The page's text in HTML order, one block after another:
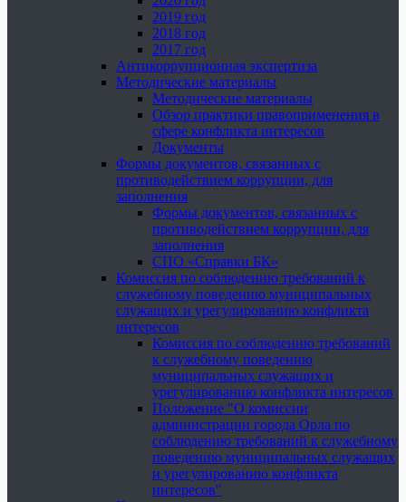
2019 год
2018 год
2017 год
Антикоррупционная экспертиза
Методические материалы
Методические материалы
Обзор практики правоприменения в
сфере конфликта интересов
Документы
Формы документов, связанных с
противодействием коррупции, для
заполнения
Формы документов, связанных с
противодействием коррупции, для
заполнения
СПО «Справки БК»
Комиссия по соблюдению требований к
служебному поведению муниципальных
служащих и урегулированию конфликта
интересов
Комиссия по соблюдению требований
к служебному поведению
муниципальных служащих и
урегулированию конфликта интересов
Положение "О комиссии
администрации города Орла по
соблюдению требований к служебному
поведению муниципальных служащих
и урегулированию конфликта
интересов"